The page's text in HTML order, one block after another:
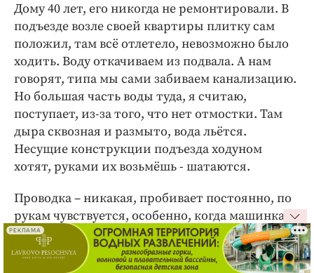
Дому 40 лет, его никогда не ремонтировали. В
подъезде возле своей квартиры плитку сам
положил, там всё отлетело, невозможно было
ходить. Воду откачиваем из подвала. А нам
говорят, типа мы сами забиваем канализацию.
Но большая часть воды туда, я считаю,
поступает, из-за того, что нет отмостки. Там
дыра сквозная и размыто, вода льётся.
Несущие конструкции подъезда ходуном
хотят, руками их возьмёшь - шатаются.
Проводка – никакая, пробивает постоянно, по
рукам чувствуется, особенно, когда машинка
включена, бьёт током будь здоров. И
периодически пахнет горелой проводкой.
Электрики приходят, пишут, что проводка в
РЕКЛАМА